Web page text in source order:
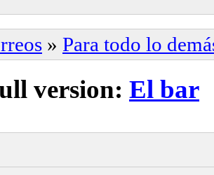
» Para todo lo
version: El bar